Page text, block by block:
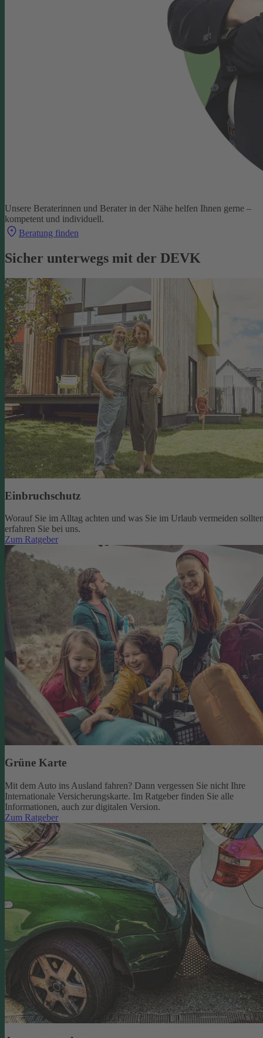
Unsere Beraterinnen und Berater in der Nähe helfen Ihnen gerne –
kompetent und individuell.
Beratung finden
Sicher unterwegs mit der DEVK
Einbruchschutz
Worauf Sie im Alltag achten und was Sie im Urlaub vermeiden
erfahren Sie bei uns.
Zum Ratgeber
Grüne Karte
Mit dem Auto ins Ausland fahren? Dann vergessen Sie nicht Ihre
Internationale Versicherungskarte. Im Ratgeber finden Sie alle
Informationen, auch zur digitalen Version.
Zum Ratgeber